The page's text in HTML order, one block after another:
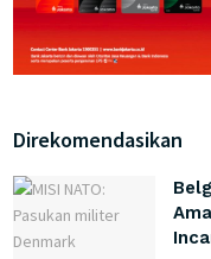
Direkomendasikan